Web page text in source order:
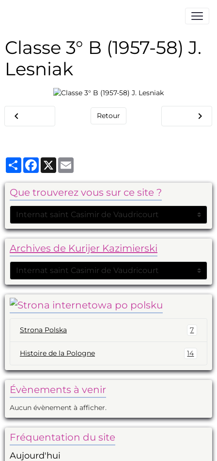
Classe 3° B (1957-58) J.
Lesniak
Retour
PartagerFacebook
X
Que trouverez vous sur ce site ?
Archives de Kurijer Kazimierski
Strona Polska 7
Histoire de la Pologne 14
Évènements à venir
Aucun évènement à afficher.
Fréquentation du site
Aujourd'hui